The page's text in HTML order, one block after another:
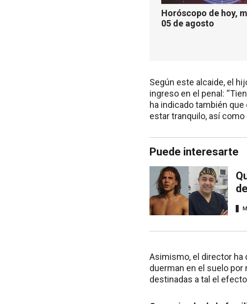
Horóscopo de hoy,
05 de agosto
Según este alcaide, el
ingreso en el penal:
ha indicado también
estar tranquilo, así
Puede interesarte
Asimismo, el director ha
duerman en el suelo por
destinadas a tal el